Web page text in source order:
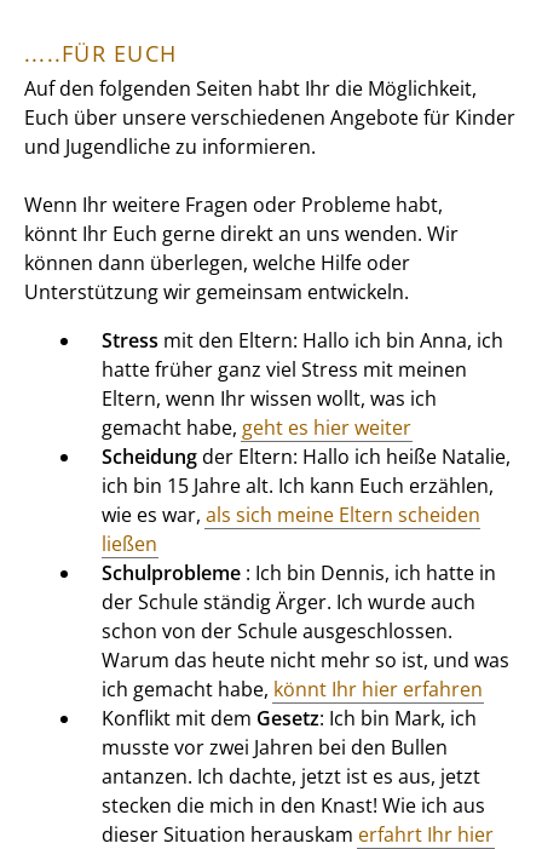
.....FÜR EUCH
Auf den folgenden Seiten habt Ihr die Möglichkeit,
Euch über unsere verschiedenen Angebote für Kinder
und Jugendliche zu informieren.
Wenn Ihr weitere Fragen oder Probleme habt,
könnt Ihr Euch gerne direkt an uns wenden. Wir
können dann überlegen, welche Hilfe oder
Unterstützung wir gemeinsam entwickeln.
Stress mit den Eltern: Hallo ich bin Anna, ich
hatte früher ganz viel Stress mit meinen
Eltern, wenn Ihr wissen wollt, was ich
gemacht habe, geht es hier weiter
Scheidungder Eltern: Hallo ich heiße Natalie,
ich bin 15 Jahre alt. Ich kann Euch erzählen,
wie es war, als sich meine Eltern scheiden
ließen
Schulprobleme : Ich bin Dennis, ich hatte in
der Schule ständig Ärger. Ich wurde auch
schon von der Schule ausgeschlossen.
Warum das heute nicht mehr so ist, und was
ich gemacht habe, könnt Ihr hier erfahren
Konflikt mit dem Gesetz: Ich bin Mark, ich
musste vor zwei Jahren bei den Bullen
antanzen. Ich dachte, jetzt ist es aus, jetzt
stecken die mich in den Knast! Wie ich aus
dieser Situation herauskam erfahrt Ihr hier